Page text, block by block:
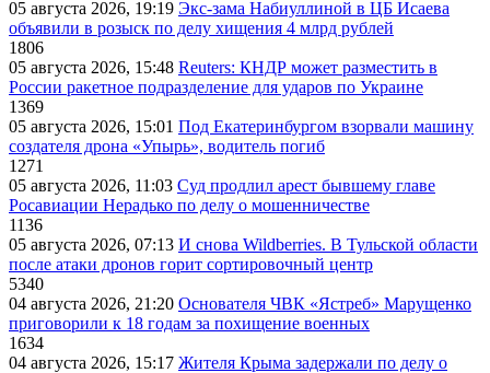
05 августа 2026, 19:19 Экс-зама Набиуллиной в ЦБ Исаева
объявили в розыск по делу хищения 4 млрд рублей
1806
05 августа 2026, 15:48 Reuters: КНДР может разместить в
России ракетное подразделение для ударов по Украине
1369
05 августа 2026, 15:01 Под Екатеринбургом взорвали машину
создателя дрона «Упырь», водитель погиб
1271
05 августа 2026, 11:03 Суд продлил арест бывшему главе
Росавиации Нерадько по делу о мошенничестве
1136
05 августа 2026, 07:13 И снова Wildberries. В Тульской области
после атаки дронов горит сортировочный центр
5340
04 августа 2026, 21:20 Основателя ЧВК «Ястреб» Марущенко
приговорили к 18 годам за похищение военных
1634
04 августа 2026, 15:17 Жителя Крыма задержали по делу о